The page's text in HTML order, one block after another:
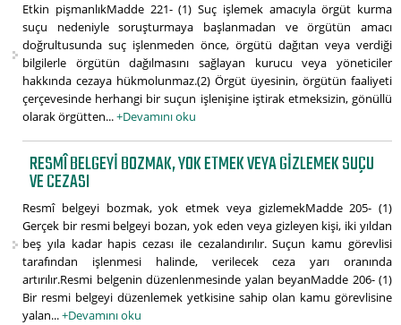
Etkin pişmanlıkMadde 221- (1) Suç işlemek amacıyla örgüt kurma
suçu nedeniyle soruşturmaya başlanmadan ve örgütün amacı
doğrultusunda suç işlenmeden önce, örgütü dağıtan veya verdiği
bilgilerle örgütün dağılmasını sağlayan kurucu veya yöneticiler
hakkında cezaya hükmolunmaz.(2) Örgüt üyesinin, örgütün faaliyeti
çerçevesinde herhangi bir suçun işlenişine iştirak etmeksizin, gönüllü
olarak örgütten...+Devamını oku
RESMÎ BELGEYI BOZMAK, YOK ETMEK VEYA GIZLEMEK SUÇU
VE CEZASI
Resmî belgeyi bozmak, yok etmek veya gizlemekMadde 205- (1)
Gerçek bir resmi belgeyi bozan, yok eden veya gizleyen kişi, iki yıldan
beş yıla kadar hapis cezası ile cezalandırılır. Suçun kamu görevlisi
tarafından işlenmesi halinde, verilecek ceza yarı oranında
artırılır.Resmi belgenin düzenlenmesinde yalan beyanMadde 206- (1)
Bir resmi belgeyi düzenlemek yetkisine sahip olan kamu görevlisine
yalan...+Devamını oku